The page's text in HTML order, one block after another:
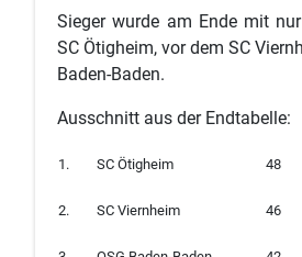
Sieger wurde am Ende mit
SC Ötigheim, vor dem SC
Baden-Baden.
Ausschnitt aus der Endtabelle:
1. SC Ötigheim 48
2. SC Viernheim 46